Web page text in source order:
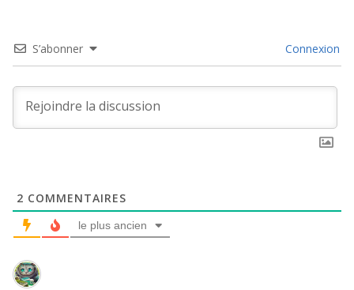
S’abonner Connexion
2 COMMENTAIRES
le plus ancien